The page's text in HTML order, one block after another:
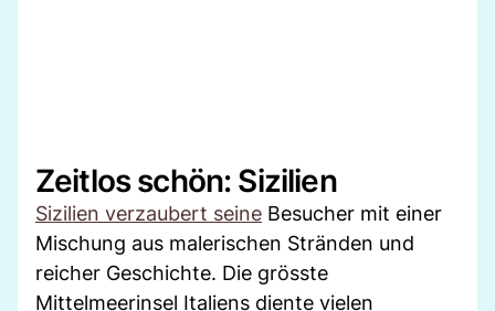
Zeitlos schön: Sizilien
Sizilien verzaubert seine Besucher mit einer
Mischung aus malerischen Stränden und
reicher Geschichte. Die grösste
Mittelmeerinsel Italiens diente vielen